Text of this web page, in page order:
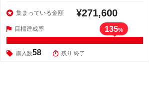
集まっている金額 ¥271,600
目標達成率 135%
購入数58 残り 終了